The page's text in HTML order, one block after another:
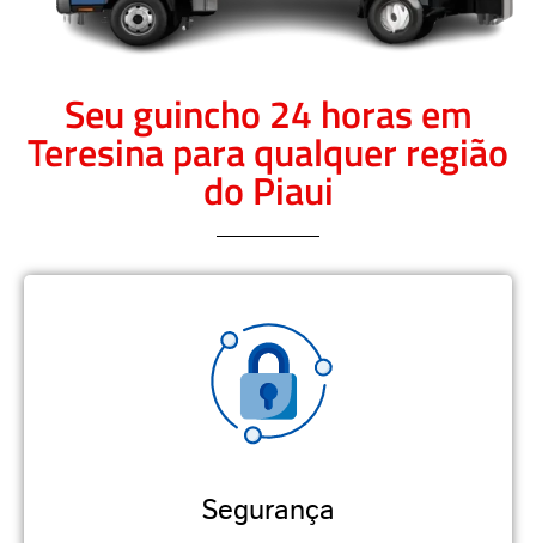
Seu guincho 24 horas em
Teresina para qualquer região
do Piaui
Segurança